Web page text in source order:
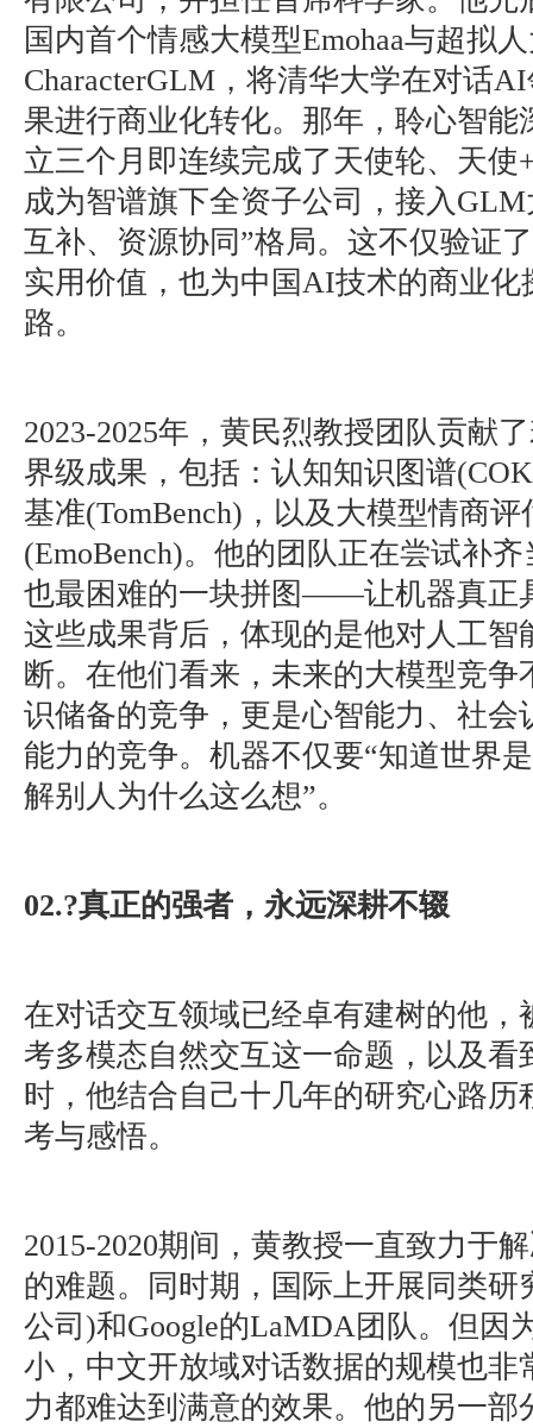
国内首个情感大模型Emohaa与超拟
CharacterGLM，将清华大学在对话
果进行商业化转化。那年，聆心智能
立三个月即连续完成了天使轮、天使
成为智谱旗下全资子公司，接入
互补、资源协同”格局。这不仅验证
实用价值，也为中国AI技术的商业化
路。
2023-2025年，黄民烈教授团队贡献
界级成果，包括：认知知识图谱
基准(TomBench)，以及大模型情商评
(EmoBench)。他的团队正在尝试补
也最困难的一块拼图——让机器真正
这些成果背后，体现的是他对人工智
断。在他们看来，未来的大模型竞争
识储备的竞争，更是心智能力、社会
能力的竞争。机器不仅要“知道世界
解别人为什么这么想”。
02.?真正的强者，永远深耕不辍
在对话交互领域已经卓有建树的他，
考多模态自然交互这一命题，以及看
时，他结合自己十几年的研究心路
考与感悟。
2015-2020期间，黄教授一直致力于
的难题。同时期，国际上开展同类研
公司)和Google的LaMDA团队。但因
小，中文开放域对话数据的规模也非
力都难达到满意的效果。他的另一部